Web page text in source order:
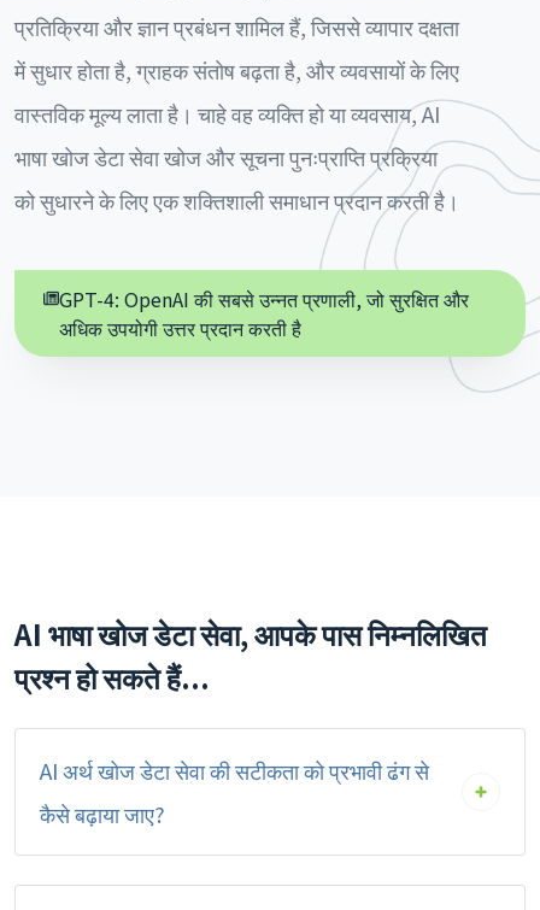
प्रतिक्रिया और ज्ञान प्रबंधन शामिल हैं, जिससे व्यापार दक्षता
में सुधार होता है, ग्राहक संतोष बढ़ता है, और व्यवसायों के लिए
वास्तविक मूल्य लाता है। चाहे वह व्यक्ति हो या व्यवसाय, AI
भाषा खोज डेटा सेवा खोज और सूचना पुनःप्राप्ति प्रक्रिया
को सुधारने के लिए एक शक्तिशाली समाधान प्रदान करती है।
GPT-4: OpenAI की सबसे उन्नत प्रणाली, जो सुरक्षित और
अधिक उपयोगी उत्तर प्रदान करती है
AI भाषा खोज डेटा सेवा, आपके पास निम्नलिखित
प्रश्न हो सकते हैं...
AI अर्थ खोज डेटा सेवा की सटीकता को प्रभावी ढंग से
कैसे बढ़ाया जाए?